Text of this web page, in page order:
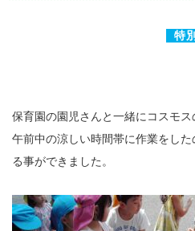
特
保育園の園児さんと一緒にコスモス
午前中の涼しい時間帯に作業をし
る事ができました。